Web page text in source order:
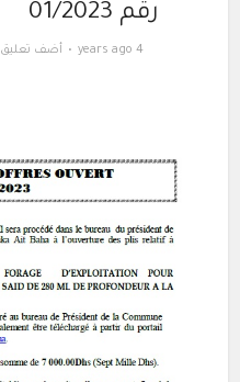
رقم 01/2023
4 years ago أضف تعليق